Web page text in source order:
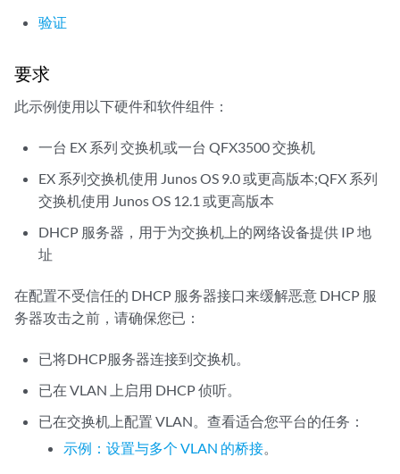
验证
要求
此示例使用以下硬件和软件组件：
一台 EX 系列 交换机或一台 QFX3500 交换机
EX 系列交换机使用 Junos OS 9.0 或更高版本;QFX 系列
交换机使用 Junos OS 12.1 或更高版本
DHCP 服务器，用于为交换机上的网络设备提供 IP 地
址
在配置不受信任的 DHCP 服务器接口来缓解恶意 DHCP 服
务器攻击之前，请确保您已：
已将DHCP服务器连接到交换机。
已在 VLAN 上启用 DHCP 侦听。
已在交换机上配置 VLAN。查看适合您平台的任务：
示例：设置与多个 VLAN 的桥接。